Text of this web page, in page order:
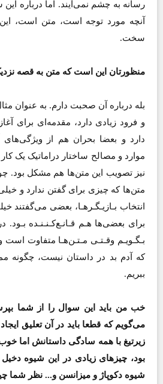
رسانه به چشم نمی‌آیند. اما درباره
آنچه مورد توجه است، متن است،
سخت.
منظورتان این است که متن به قصه
بله درباره آن صحبت دارم. به عنوان
و فرود زیادی دارد، مقدمه‌‌ای برای
دارد و بعضا بحران هم از ویژگی‌های
موارد و مصالح ساختار دراماتیک یک کار
نیز تصویب این متن‌ها هم مشکل بود.
متن‌ها که چیزی برای گفتن ندارد و
انتخاب بـازیـگـرهـا، بعضی
برای بعضی‌ها هـم قـانـع‌کـنـنـده بـود.
بـگـویـم وقـتـی مـتـن‌هـا متفاوت
که آدم بد در داستان نیست،
ببریم.
خب من باید این سوال را از شما
می‌گویم که قطعا باید در آن تعلیق
زیرتیغ با همه سادگی داستانش اما
بود، چیزهای زیادی در این شیوه
شیوه دکوپاژ و میزانسن و... نظر شما